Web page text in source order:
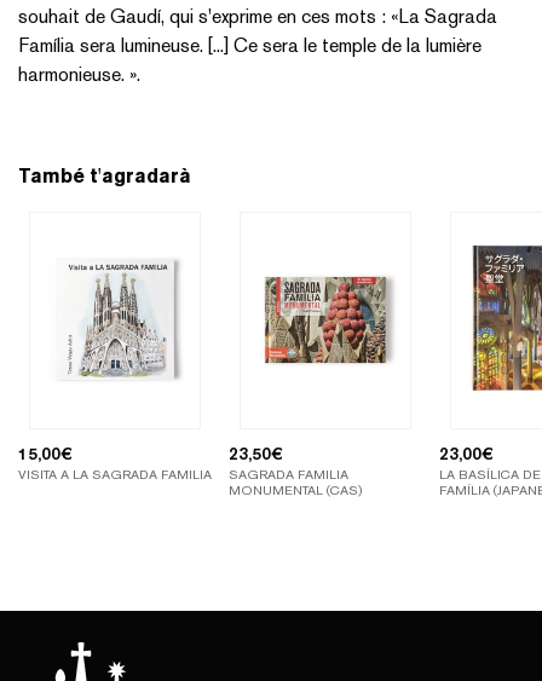
souhait de Gaudí, qui s'exprime en ces mots : «La Sagrada
Família sera lumineuse. [...] Ce sera le temple de la lumière
harmonieuse. ».
També t'agradarà
15,00€
VISITA A LA SAGRADA FAMILIA
23,50€
SAGRADA FAMILIA
MONUMENTAL (CAS)
23,00€
LA BASÍLICA
FAMÍLIA